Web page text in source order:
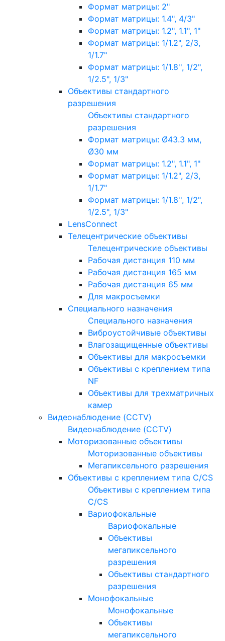
Формат матрицы: 2"
Формат матрицы: 1.4", 4/3"
Формат матрицы: 1.2", 1.1", 1"
Формат матрицы: 1/1.2", 2/3,
1/1.7"
Формат матрицы: 1/1.8'', 1/2",
1/2.5", 1/3"
Объективы стандартного
разрешения
Объективы стандартного
разрешения
Формат матрицы: Ø43.3 мм,
Ø30 мм
Формат матрицы: 1.2", 1.1", 1"
Формат матрицы: 1/1.2", 2/3,
1/1.7"
Формат матрицы: 1/1.8'', 1/2",
1/2.5", 1/3"
LensConnect
Телецентрические объективы
Телецентрические объективы
Рабочая дистанция 110 мм
Рабочая дистанция 165 мм
Рабочая дистанция 65 мм
Для макросъемки
Специального назначения
Специального назначения
Виброустойчивые объективы
Влагозащищенные объективы
Объективы для макросъемки
Объективы с креплением типа
NF
Объективы для трехматричных
камер
Видеонаблюдение (CCTV)
Видеонаблюдение (CCTV)
Моторизованные объективы
Моторизованные объективы
Мегапиксельного разрешения
Объективы с креплением типа C/CS
Объективы с креплением типа
C/CS
Вариофокальные
Вариофокальные
Объективы
мегапиксельного
разрешения
Объективы стандартного
разрешения
Монофокальные
Монофокальные
Объективы
мегапиксельного